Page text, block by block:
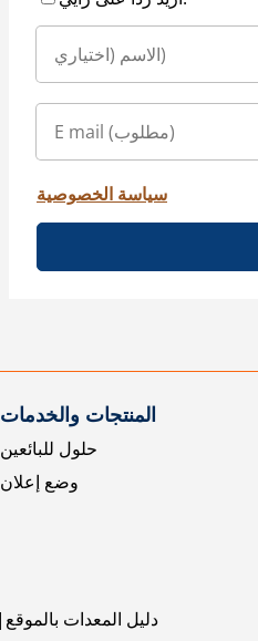
سياسة الخصوصية
المنتجات والخدمات
حلول للبائعين
وضع إعلان
دليل المعدات بالموقع